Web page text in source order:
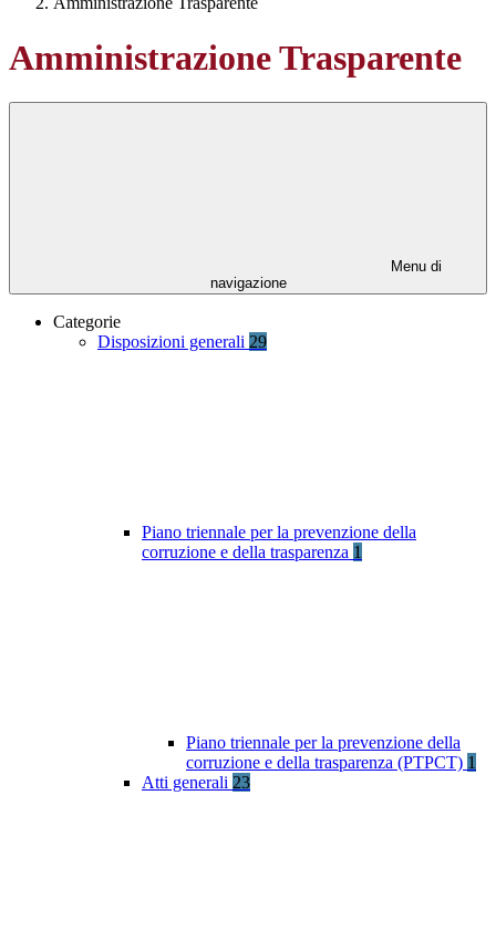
Amministrazione Trasparente
Menu di
navigazione
Categorie
Disposizioni generali 29
Piano triennale per la prevenzione della
corruzione e della trasparenza 1
Piano triennale per la prevenzione della
corruzione e della trasparenza (PTPCT) 1
Atti generali 23